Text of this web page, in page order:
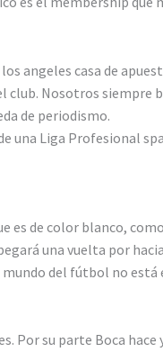
angeles casa de
club. Nosotros siempre
de periodismo.
una Liga Profesional
es de color blanco,
una vuelta por
mundo del fútbol no está
Por su parte Boca